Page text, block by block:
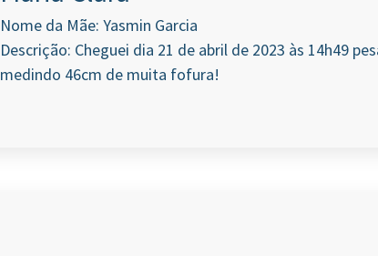
Nome da Mãe: Yasmin Garcia
Descrição: Cheguei dia 21 de abril de 2023 às 14h49
medindo 46cm de muita fofura!